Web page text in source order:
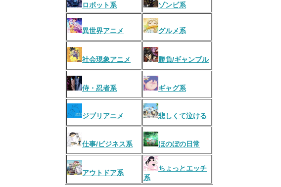
ロボット系 ゾンビ系
異世界アニメ グルメ系
社会現象アニメ 勝負/ギャンブル
侍・忍者系 ギャグ系
ジブリアニメ 悲しくて泣ける
仕事/ビジネス系 ほのぼの日常
アウトドア系
ちょっとエッチ
系